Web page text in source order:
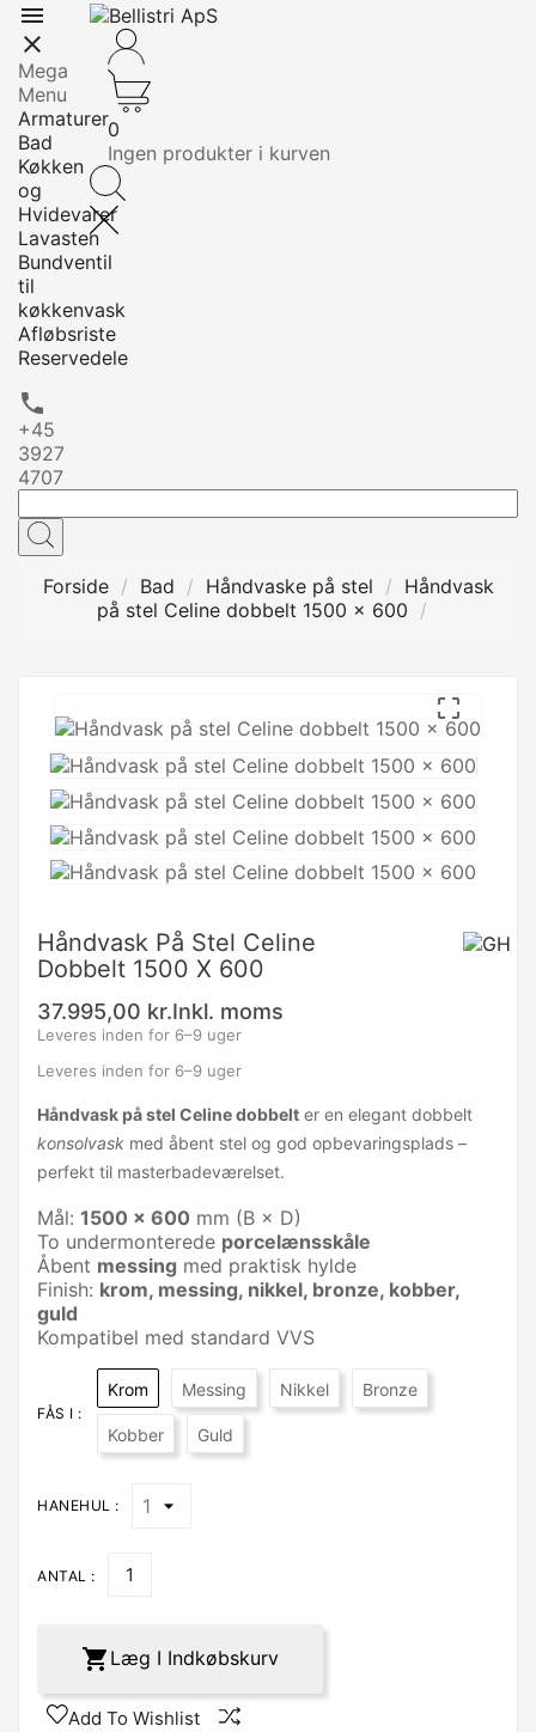


Mega
Menu
Armaturer
Bad
Køkken
og
Hvidevarer
Lavasten
Bundventil
til
køkkenvask
Afløbsriste
Reservedele

+45
3927
4707
0
Ingen produkter i kurven
Forside Bad Håndvaske på stel
Håndvask
på stel Celine dobbelt 1500 x 600

Håndvask På Stel Celine
Dobbelt 1500 X 600
37.995,00 kr.Inkl. moms
Leveres inden for 6–9 uger
Leveres inden for 6–9 uger
Håndvask på stel Celine dobbelt er en elegant dobbelt
konsolvask med åbent stel og god opbevaringsplads –
perfekt til masterbadeværelset.
Mål: 1500 × 600 mm (B × D)
To undermonterede porcelænsskåle
Åbent messing med praktisk hylde
Finish: krom, messing, nikkel, bronze, kobber,
guld
Kompatibel med standard VVS
FÅS I :
Krom Messing Nikkel Bronze
Kobber Guld
HANEHUL :
ANTAL :
 Læg I Indkøbskurv
Add To Wishlist